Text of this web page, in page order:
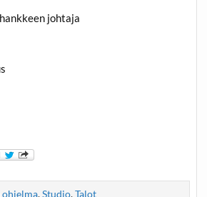
johtaja
ohjelma,Studio,Talot